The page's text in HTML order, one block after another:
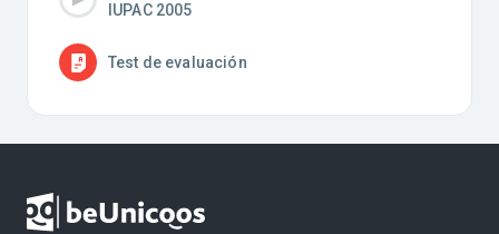
IUPAC 2005
Test de evaluación